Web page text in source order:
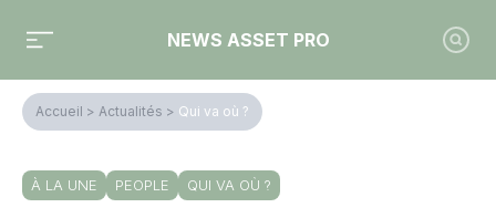
NEWS ASSET PRO
Accueil > Actualités > Qui va où ?
À LA UNE PEOPLE QUI VA OÙ ?